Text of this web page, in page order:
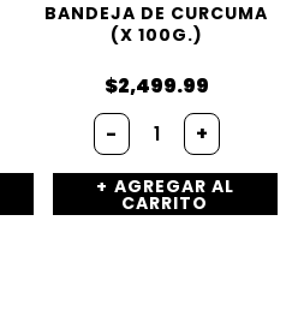
BANDEJA DE CURCUMA
(X 100G.)
$2,499.99
- Bandeja
de
Curcuma
(x
100g.)
+
AGREGAR AL
CARRITO